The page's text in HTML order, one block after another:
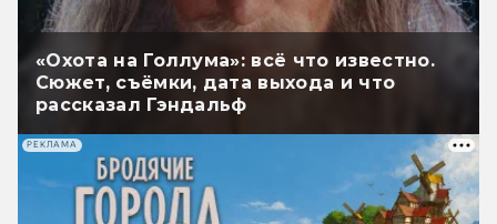
«Охота на Голлума»: всё что известно.
Сюжет, съёмки, дата выхода и что
рассказал Гэндальф
РЕКЛАМА